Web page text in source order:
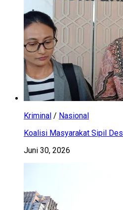
Kriminal / Nasional
Koalisi Masyarakat Sipil
Juni 30, 2026